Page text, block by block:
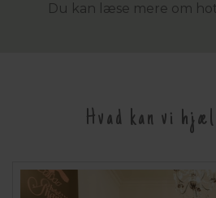
Du kan læse mere om
Hvad kan vi